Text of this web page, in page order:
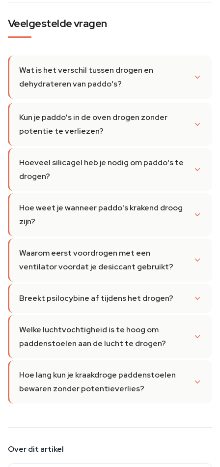
Veelgestelde vragen
Wat is het verschil tussen drogen en
dehydrateren van paddo's?
Kun je paddo's in de oven drogen zonder
potentie te verliezen?
Hoeveel silicagel heb je nodig om paddo's te
drogen?
Hoe weet je wanneer paddo's krakend droog
zijn?
Waarom eerst voordrogen met een
ventilator voordat je desiccant gebruikt?
Breekt psilocybine af tijdens het drogen?
Welke luchtvochtigheid is te hoog om
paddenstoelen aan de lucht te drogen?
Hoe lang kun je kraakdroge paddenstoelen
bewaren zonder potentieverlies?
Over dit artikel